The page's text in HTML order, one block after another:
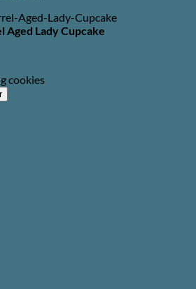
Aged Lady Cupcake
cookies